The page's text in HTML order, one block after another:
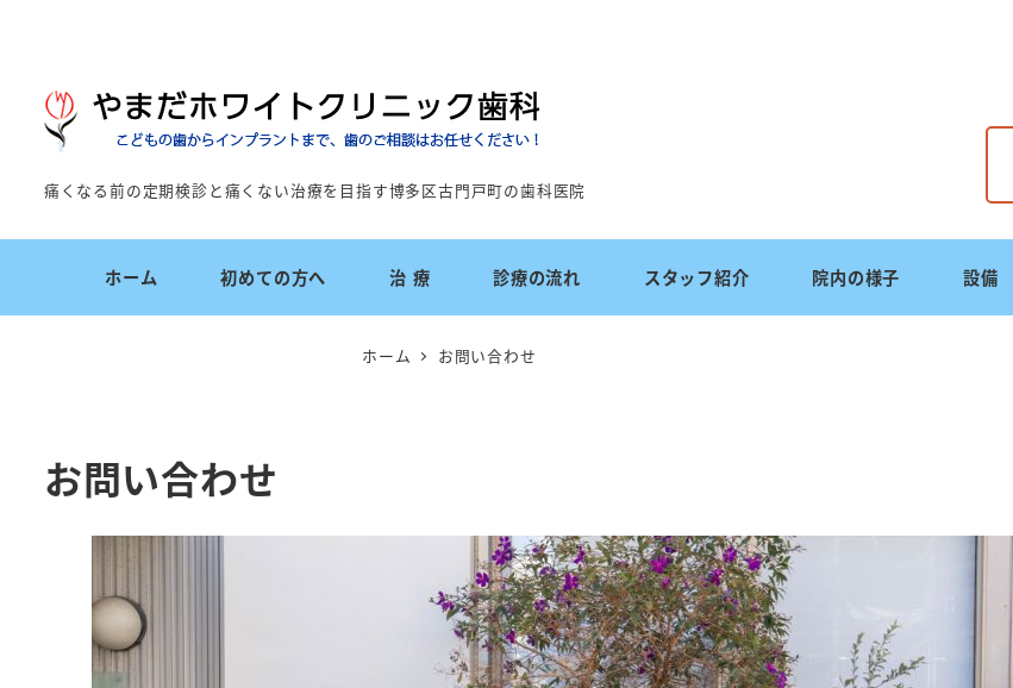
痛くなる前の定期検診と痛くない治療を目指す博多区古門戸町の歯科医院
ホーム 初めての方へ 治 療 診療の流れ スタッフ紹介 院内の様子 設備
ホーム お問い合わせ
お問い合わせ